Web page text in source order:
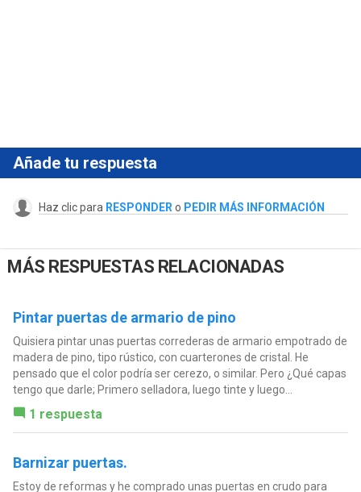
Añade tu respuesta
Haz clic para RESPONDER o PEDIR MÁS INFORMACIÓN
MÁS RESPUESTAS RELACIONADAS
Pintar puertas de armario de pino
Quisiera pintar unas puertas correderas de armario empotrado de
madera de pino, tipo rústico, con cuarterones de cristal. He
pensado que el color podría ser cerezo, o similar. Pero ¿Qué capas
tengo que darle; Primero selladora, luego tinte y luego...
1 respuesta
Barnizar puertas.
Estoy de reformas y he comprado unas puertas en crudo para